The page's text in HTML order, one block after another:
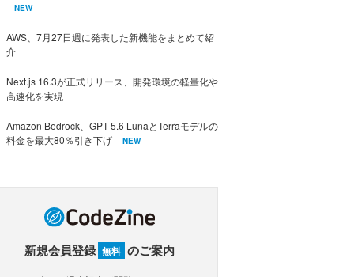
NEW
AWS、7月27日週に発表した新機能をまとめて紹
介
Next.js 16.3が正式リリース、開発環境の軽量化や
高速化を実現
Amazon Bedrock、GPT-5.6 LunaとTerraモデルの
料金を最大80％引き下げ
NEW
新規会員登録 無料 のご案内